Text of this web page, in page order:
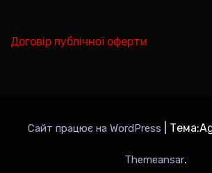
Договір публічної оферти
Сайт працює на WordPress
Themeansar.